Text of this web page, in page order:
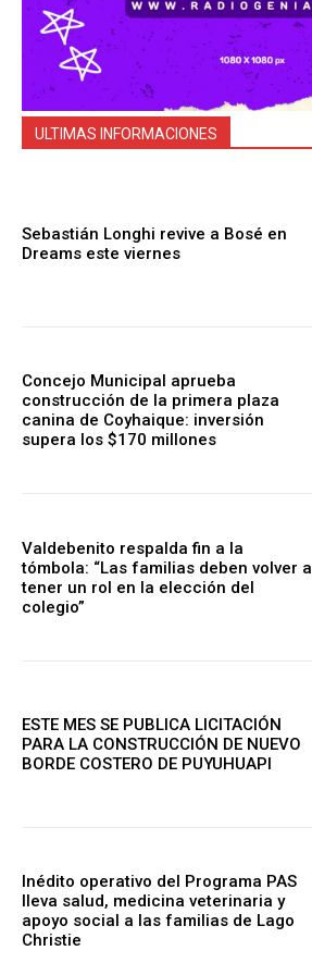
ULTIMAS INFORMACIONES
Sebastián Longhi revive a Bosé en
Dreams este viernes
Concejo Municipal aprueba
construcción de la primera plaza
canina de Coyhaique: inversión
supera los $170 millones
Valdebenito respalda fin a la
tómbola: “Las familias deben volver a
tener un rol en la elección del
colegio”
ESTE MES SE PUBLICA LICITACIÓN
PARA LA CONSTRUCCIÓN DE NUEVO
BORDE COSTERO DE PUYUHUAPI
Inédito operativo del Programa PAS
lleva salud, medicina veterinaria y
apoyo social a las familias de Lago
Christie